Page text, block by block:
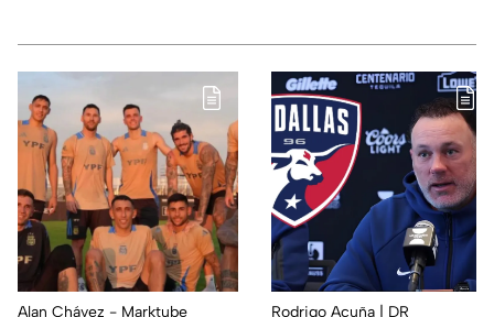
Alan Chávez - Marktube Rodrigo Acuña | DR